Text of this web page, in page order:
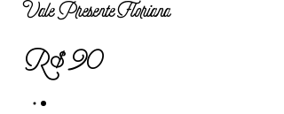
Vale Presente Floriana
R$ 90